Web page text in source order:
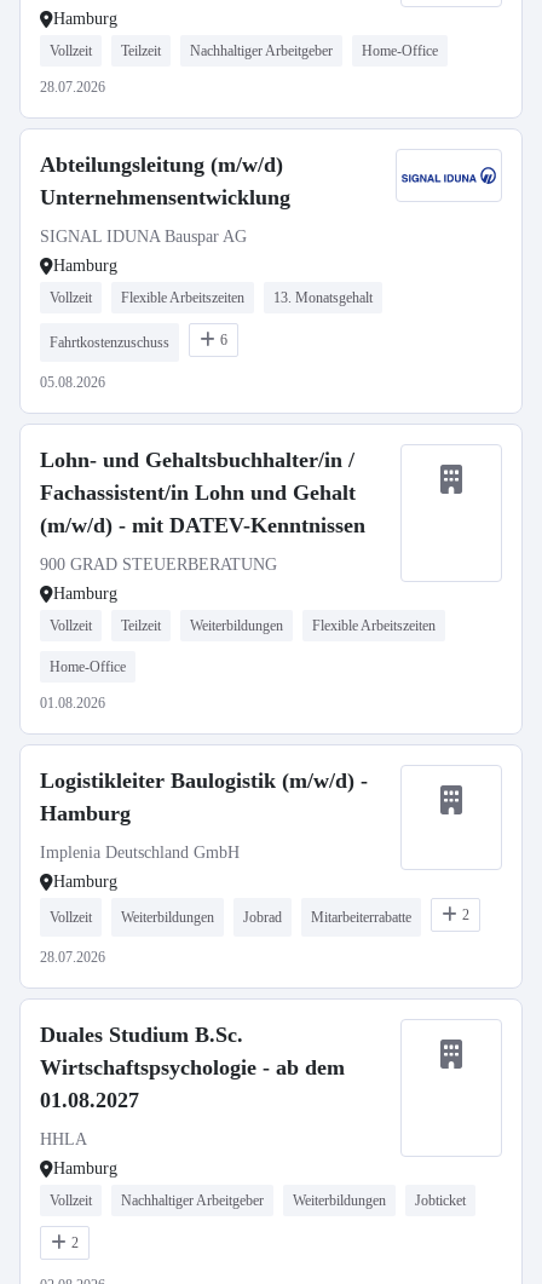
Hamburg
Vollzeit Teilzeit Nachhaltiger Arbeitgeber Home-Office
28.07.2026
Abteilungsleitung (m/w/d)
Unternehmensentwicklung
SIGNAL IDUNA Bauspar AG
Hamburg
Vollzeit Flexible Arbeitszeiten 13. Monatsgehalt
Fahrtkostenzuschuss 6
05.08.2026
Lohn- und Gehaltsbuchhalter/in /
Fachassistent/in Lohn und Gehalt
(m/w/d) - mit DATEV-Kenntnissen
900 GRAD STEUERBERATUNG
Hamburg
Vollzeit Teilzeit Weiterbildungen Flexible Arbeitszeiten
Home-Office
01.08.2026
Logistikleiter Baulogistik (m/w/d) -
Hamburg
Implenia Deutschland GmbH
Hamburg
Vollzeit Weiterbildungen Jobrad Mitarbeiterrabatte 2
28.07.2026
Duales Studium B.Sc.
Wirtschaftspsychologie - ab dem
01.08.2027
HHLA
Hamburg
Vollzeit Nachhaltiger Arbeitgeber Weiterbildungen Jobticket
2